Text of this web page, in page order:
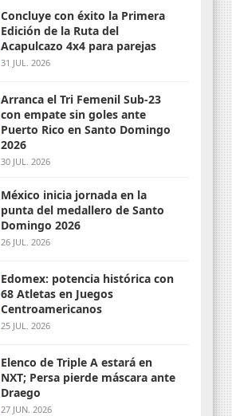
Concluye con éxito la Primera
Edición de la Ruta del
Acapulcazo 4x4 para parejas
31 JUL. 2026
Arranca el Tri Femenil Sub-23
con empate sin goles ante
Puerto Rico en Santo Domingo
2026
30 JUL. 2026
México inicia jornada en la
punta del medallero de Santo
Domingo 2026
26 JUL. 2026
Edomex: potencia histórica con
68 Atletas en Juegos
Centroamericanos
25 JUL. 2026
Elenco de Triple A estará en
NXT; Persa pierde máscara ante
Draego
27 JUN. 2026